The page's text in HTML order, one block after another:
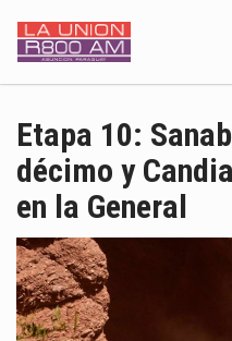
Etapa 10:
décimo y
en la General